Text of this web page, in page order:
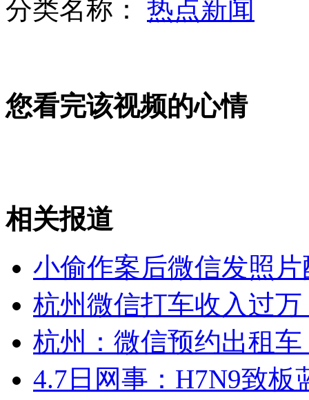
中俄朝边境城市珲春举行防空袭演练
为啥“二流洋货=中国奢侈品”？
山西运城恶犬咬伤多人 警民合力深夜将其击毙
无痛分娩是否安全 医生回应
外交部：反对强权政治霸凌主义
分类名称： 热点新闻
您看完该视频的心情
相关报道
小偷作案后微信发照
杭州微信打车收入过
杭州：微信预约出租
4.7日网事：H7N9致板